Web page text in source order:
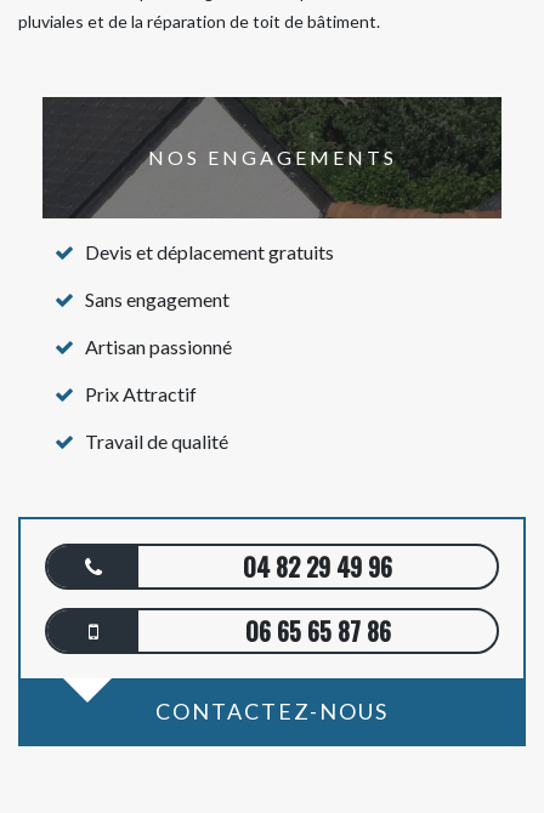
pluviales et de la réparation de toit de bâtiment.
NOS ENGAGEMENTS
Devis et déplacement gratuits
Sans engagement
Artisan passionné
Prix Attractif
Travail de qualité
04 82 29 49 96
06 65 65 87 86
CONTACTEZ-NOUS